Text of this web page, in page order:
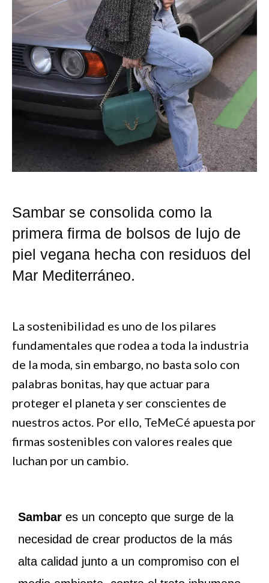
Sambar se consolida como la
primera firma de bolsos de lujo de
piel vegana hecha con residuos del
Mar Mediterráneo.
La sostenibilidad es uno de los pilares
fundamentales que rodea a toda la industria
de la moda, sin embargo, no basta solo con
palabras bonitas, hay que actuar para
proteger el planeta y ser conscientes de
nuestros actos. Por ello, TeMeCé apuesta por
firmas sostenibles con valores reales que
luchan por un cambio.
Sambar es un concepto que surge de la
necesidad de crear productos de la más
alta calidad junto a un compromiso con el